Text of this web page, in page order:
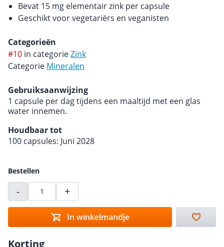
Bevat 15 mg elementair zink per capsule
Geschikt voor vegetariërs en veganisten
Categorieën
#10 in categorieZink
Categorie Mineralen
Gebruiksaanwijzing
1 capsule per dag tijdens een maaltijd met een glas
water innemen.
Houdbaar tot
100 capsules: Juni 2028
Bestellen
- +
In winkelmandje
Korting